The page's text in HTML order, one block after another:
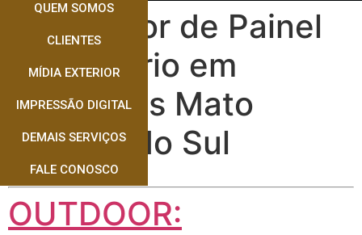
QUEM SOMOS
CLIENTES
MÍDIA EXTERIOR
IMPRESSÃO DIGITAL
DEMAIS SERVIÇOS
FALE CONOSCO
Instalador de Painel
Rodoviário em
Dourados Mato
Grosso do Sul
OUTDOOR: